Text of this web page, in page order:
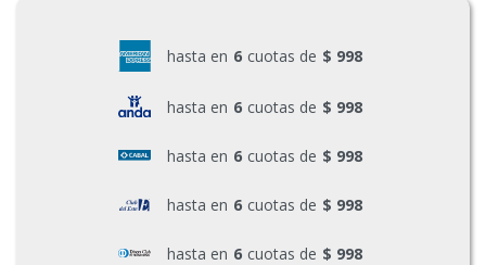
hasta en 6 cuotas de $ 998
hasta en 6 cuotas de $ 998
hasta en 6 cuotas de $ 998
hasta en 6 cuotas de $ 998
hasta en 6 cuotas de $ 998
Piscinas e Inflables